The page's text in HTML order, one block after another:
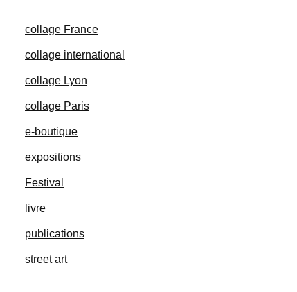
collage France
collage international
collage Lyon
collage Paris
e-boutique
expositions
Festival
livre
publications
street art